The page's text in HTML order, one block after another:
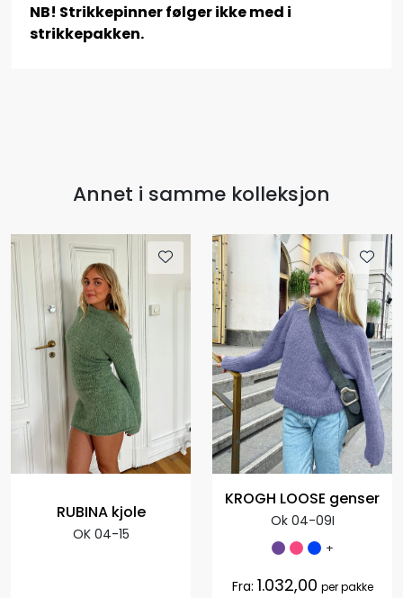
NB! Strikkepinner følger ikke med i
strikkepakken.
Annet i samme kolleksjon
RUBINA kjole
OK 04-15
KROGH LOOSE genser
Ok 04-09I
+
Fra: 1.032,00 per pakke